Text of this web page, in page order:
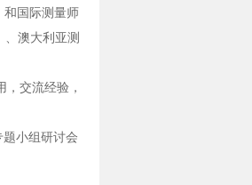
和国际测量师
澳大利亚测
交流经验，
小组研讨会